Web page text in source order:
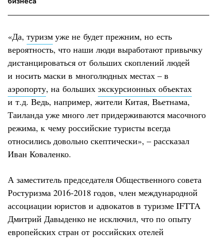
«Да, туризм уже не будет прежним, но есть
вероятность, что наши люди выработают привычку
дистанцироваться от больших скоплений людей
и носить маски в многолюдных местах – в
аэропорту, на больших экскурсионных объектах
и т.д. Ведь, например, жители Китая, Вьетнама,
Таиланда уже много лет придерживаются масочного
режима, к чему российские туристы всегда
относились довольно скептически», – рассказал
Иван Коваленко.
А заместитель председателя Общественного совета
Ростуризма 2016-2018 годов, член международной
ассоциации юристов и адвокатов в туризме IFTTA
Дмитрий Давыденко не исключил, что по опыту
европейских стран от российских отелей